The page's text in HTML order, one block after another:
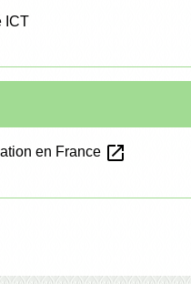
ICT
en France open_in_new